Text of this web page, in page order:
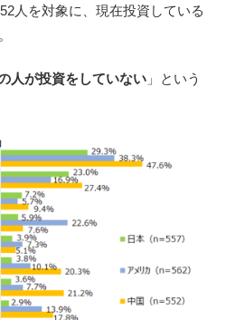
人を対象に、現在投資している
人が投資をしていない 」という